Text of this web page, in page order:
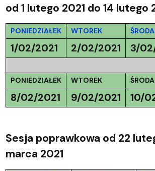
od 1 lutego 2021 do 14 lutego
PONIEDZIAŁEK WTOREK ŚRODA
1/02/2021 2/02/2021 3/
PONIEDZIAŁEK WTOREK ŚRODA
8/02/2021 9/02/2021 10/
Sesja poprawkowa od 22
marca 2021